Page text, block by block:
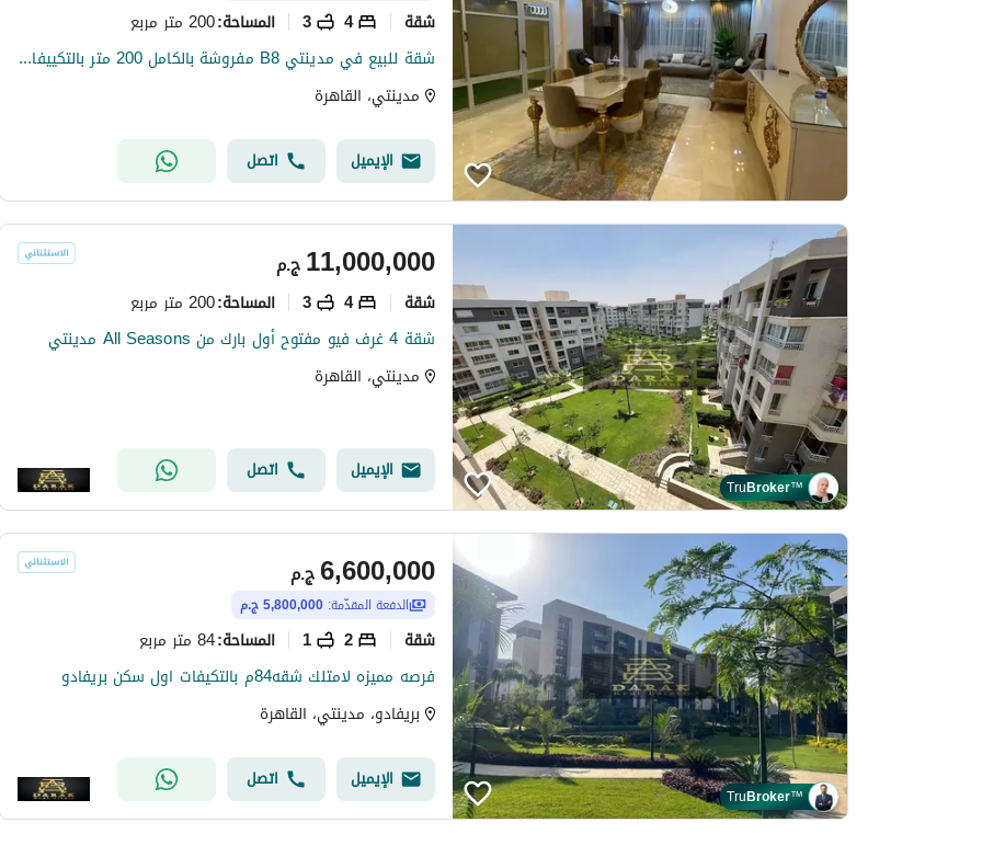
شقة 4
3 المساحة:200 متر مربع
شقة للبيع في مدينتي B8 مفروشة بالكامل 200 متر بالتكييفات 4 غرف نوم فيو مميز جاهزة للسكن من المالك
مدينتي، القاهرة
الإيميل اتصل
TruBroker™
ج.م11,000,000
شقة 4
3 المساحة:200 متر مربع
شقة 4 غرف فيو مفتوح أول بارك من All Seasons مدينتي
مدينتي، القاهرة
الإيميل اتصل
TruBroker™
ج.م6,600,000
الدفعة المقدّمة: 5,800,000 ج.م
شقة 2
1 المساحة:84 متر مربع
فرصه مميزه لامتلك شقه84م بالتكيفات اول سكن بريفادو
بريفادو، مدينتي، القاهرة
الإيميل اتصل